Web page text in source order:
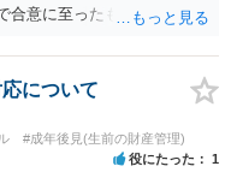
合意に至ったものであって
は，遺産分割協議書への署
，残念ながら，「ＡＢＣ間
いう前提に基づく主張は困
議は未了のまま，ＡとＢが
に基づいて協議を進める必
について
#成年後見(生前の財産管理)
役にたった 1